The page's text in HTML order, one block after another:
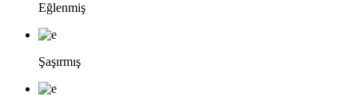
Eğlenmiş
Şaşırmış